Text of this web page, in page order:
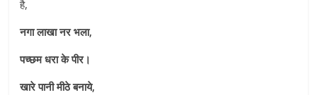
है,
नगा लाखा नर भला,
पच्छम धरा के पीर।
खारे पानी मीठे बनाये,